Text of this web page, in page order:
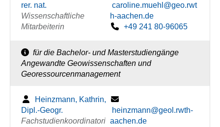
rer. nat.
Wissenschaftliche
Mitarbeiterin
caroline.muehl@geo.rwt
h-aachen.de
+49 241 80-96065
für die Bachelor- und Masterstudiengänge
Angewandte Geowissenschaften und
Georessourcenmanagement
Heinzmann, Kathrin,
Dipl.-Geogr.
Fachstudienkoordinatori
heinzmann@geol.rwth-
aachen.de